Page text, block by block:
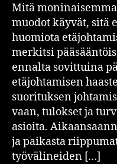
Mitä
muodot käyvät, sitä
huomiota
merkitsi
ennalta sovittuina
etäjohtamisen
suorituksen
vaan, tulokset ja
asioita.
ja paikasta
työvälineiden […]